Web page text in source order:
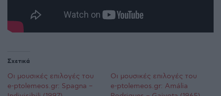
Σχετικά
Οι μουσικές επιλογές του
e-ptolemeos.gr: Spagna –
Οι μουσικές επιλογές του
e-ptolemeos.gr: Amália